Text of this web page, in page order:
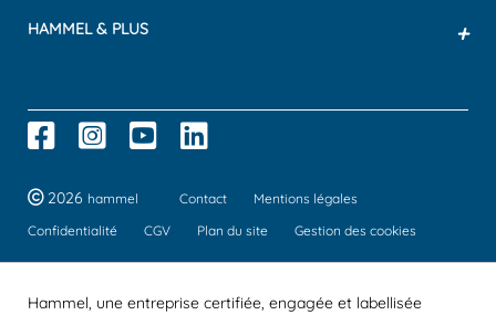
HAMMEL & PLUS +
2026 hammel Contact
Mentions légales
Confidentialité
CGV Plan du site Gestion des cookies
Hammel, une entreprise certifiée, engagée et labellisée